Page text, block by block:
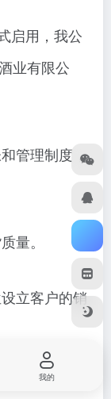
启用，我公
业有限公
管理制度，
量。
立客户的销
我的